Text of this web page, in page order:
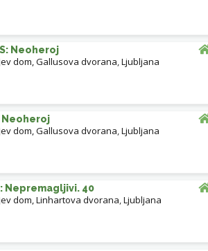
Neoheroj
dom, Gallusova dvorana,Ljubljana
Neoheroj
dom, Gallusova dvorana,Ljubljana
Nepremagljivi. 40
dom, Linhartova dvorana,Ljubljana